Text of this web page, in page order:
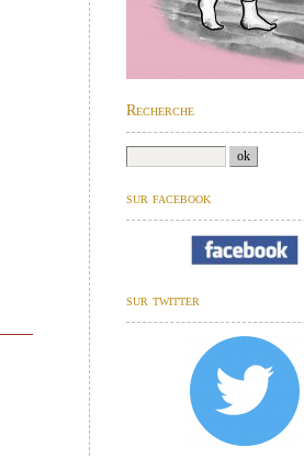
Recherche
sur facebook
sur twitter